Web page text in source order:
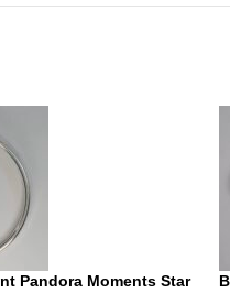
Pandora Moments Star